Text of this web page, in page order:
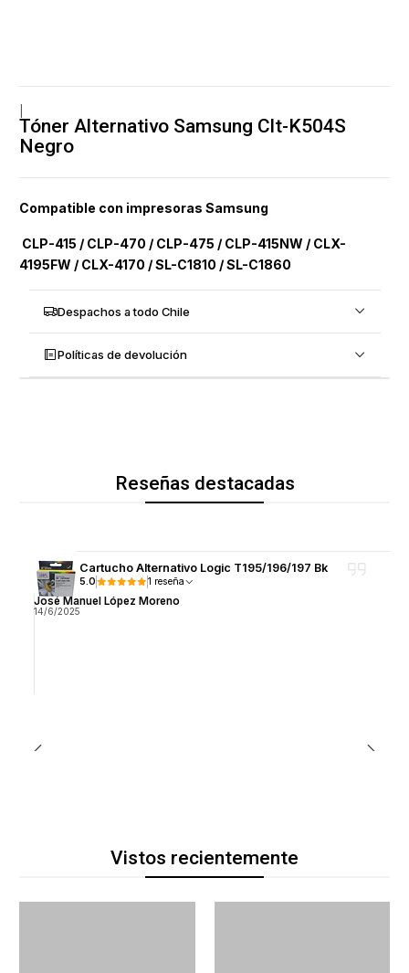
Tóner Alternativo Samsung Clt-K504S
Negro
Compatible con impresoras Samsung
CLP-415 / CLP-470 / CLP-475 / CLP-415NW / CLX-
4195FW / CLX-4170 / SL-C1810 / SL-C1860
Despachos a todo Chile
Políticas de devolución
Reseñas destacadas
Cartucho Alternativo Logic T195/196/197 Bk
5.0 1 reseña
José Manuel López Moreno
14/6/2025
Vistos recientemente